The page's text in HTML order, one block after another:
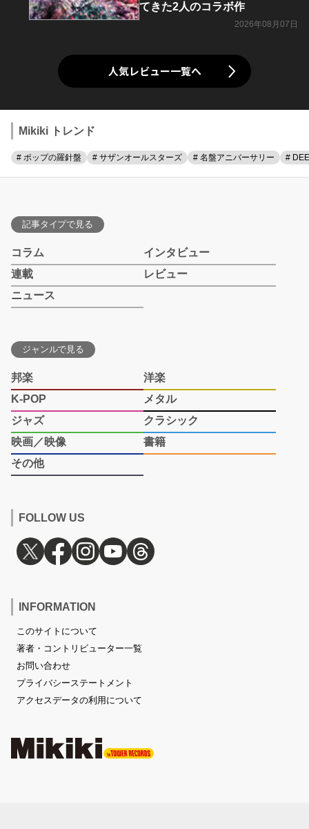
てきた2人のコラボ作
2026年08月07日
人気レビュー一覧へ
Mikiki トレンド
# ポップの羅針盤 # サザンオールスターズ # 名盤アニバーサリー #
記事タイプで見る
コラム
インタビュー
連載
レビュー
ニュース
ジャンルで見る
邦楽
洋楽
K-POP
メタル
ジャズ
クラシック
映画／映像
書籍
その他
FOLLOW US
INFORMATION
このサイトについて
著者・コントリビューター一覧
お問い合わせ
プライバシーステートメント
アクセスデータの利用について